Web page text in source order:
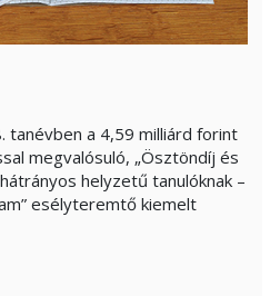
tanévben a 4,59 milliárd forint
megvalósuló, „Ösztöndíj és
helyzetű tanulóknak –
esélyteremtő kiemelt